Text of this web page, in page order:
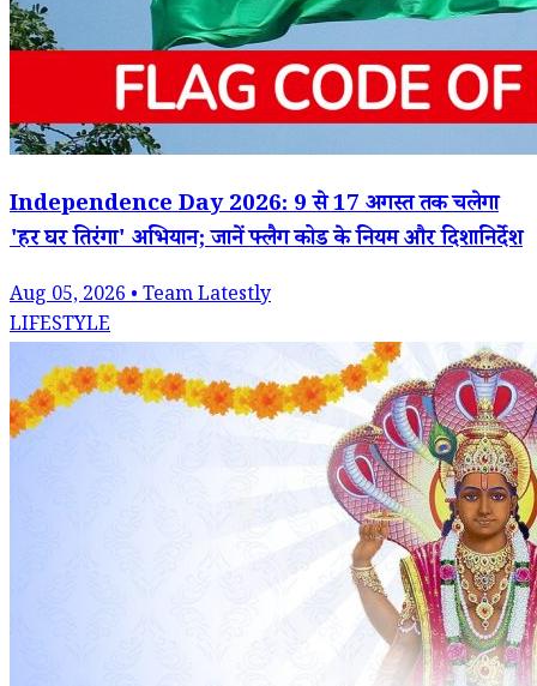
Independence Day 2026: 9 से 17 अगस्त तक चलेगा
'हर घर तिरंगा' अभियान; जानें फ्लैग कोड के नियम और दिशानिर्देश
Aug 05, 2026 • Team Latestly
LIFESTYLE